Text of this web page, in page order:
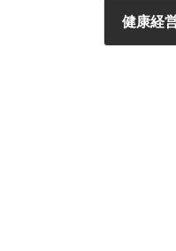
健康経